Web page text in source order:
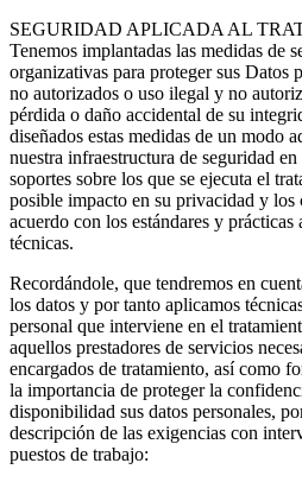
SEGURIDAD APLICADA AL
Tenemos implantadas las medidas de
organizativas para proteger sus Datos
no autorizados o uso ilegal y no
pérdida o daño accidental de su
diseñados estas medidas de un modo
nuestra infraestructura de seguridad
soportes sobre los que se ejecuta el
posible impacto en su privacidad y los
acuerdo con los estándares y prácticas
técnicas.
Recordándole, que tendremos en
los datos y por tanto aplicamos
personal que interviene en el
aquellos prestadores de servicios
encargados de tratamiento, así como
la importancia de proteger la
disponibilidad sus datos personales,
descripción de las exigencias con
puestos de trabajo: